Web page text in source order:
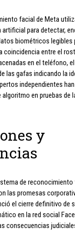
facial de Meta
para detectar,
biométricos legibles
coincidencia entre el
en el teléfono,
las gafas indicando la
independientes
en pruebas de
y
de reconocimiento
las promesas
el cierre definitivo de
en la red social
consecuencias